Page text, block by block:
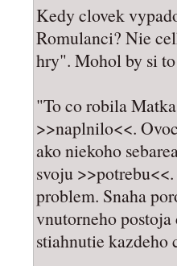
Kedy clovek
Romulanci? Nie
hry". Mohol by si
"To co robila
>>naplnilo<<.
ako niekoho
svoju
problem. Snaha
vnutorneho postoja
stiahnutie